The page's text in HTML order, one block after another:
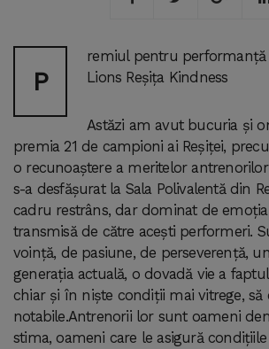
P
remiul pentru performanță
Lions Reșița Kindness
Astăzi am avut bucuria și
premia 21 de campioni ai Reșiței,
o recunoaștere a meritelor
s-a desfășurat la Sala Polivalentă din
cadru restrâns, dar dominat de
transmisă de către acești performeri.
voință, de pasiune, de perseverență,
generația actuală, o dovadă vie a
chiar și în niște condiții mai vitrege, să
notabile.Antrenorii lor sunt oameni
stima, oameni care le asigură